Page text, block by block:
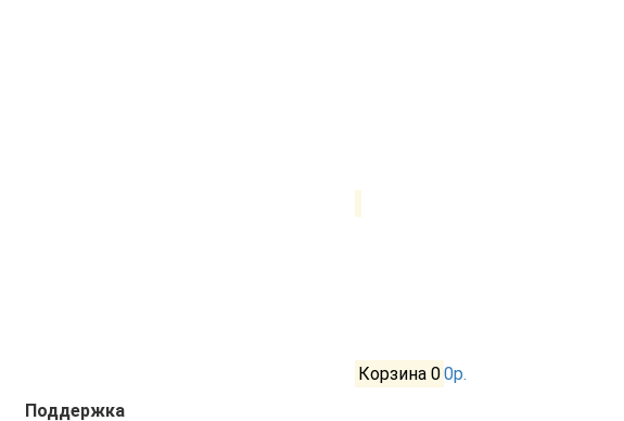
Корзина 00р.
Поддержка